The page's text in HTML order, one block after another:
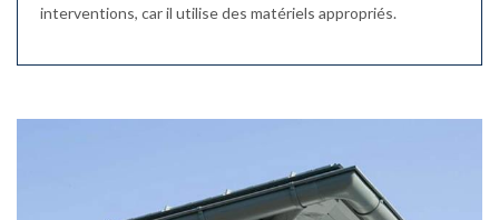
interventions, car il utilise des matériels appropriés.